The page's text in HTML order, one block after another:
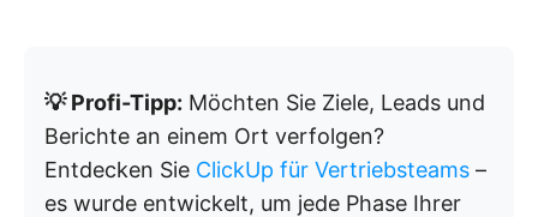
💡 Profi-Tipp: Möchten Sie Ziele, Leads und
Berichte an einem Ort verfolgen?
Entdecken Sie ClickUp für Vertriebsteams –
es wurde entwickelt, um jede Phase Ihrer